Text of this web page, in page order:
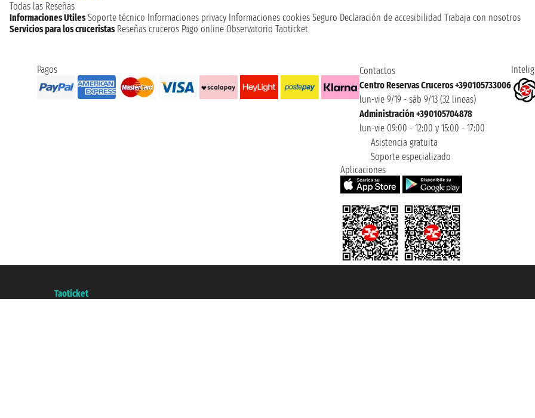
Todas las Reseñas
Informaciones Utiles Soporte técnico Informaciones privacy Informaciones cookies Seguro Declaración de accesibilidad Trabaja con nosotros
Servicios para los cruceristas Reseñas cruceros Pago online Observatorio Taoticket
Pagos
Contactos
Centro Reservas Cruceros +390105733006
lun-vie 9/19 - sáb 9/13 (32 lineas)
Administración +390105704878
lun-vie 09:00 - 12:00 y 15:00 - 17:00
Asistencia gratuita
Soporte especializado
Aplicaciones
Taoticket